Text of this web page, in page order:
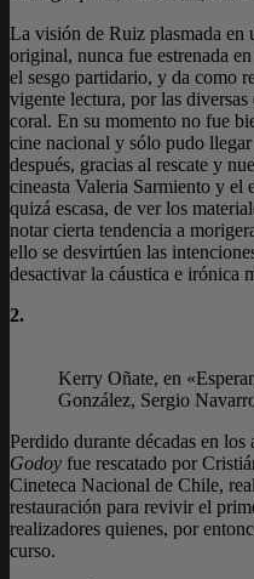
La visión de Ruiz plasmada en
original, nunca fue estrenada
el sesgo partidario, y da como
vigente lectura, por las
coral. En su momento no fue
cine nacional y sólo pudo
después, gracias al rescate y
cineasta Valeria Sarmiento y el
quizá escasa, de ver los
notar cierta tendencia a
ello se desvirtúen las
desactivar la cáustica e irónica
2.
Kerry Oñate, en
González, Sergio
Perdido durante décadas en
Godoy fue rescatado por
Cineteca Nacional de Chile,
restauración para revivir el
realizadores quienes, por
curso.